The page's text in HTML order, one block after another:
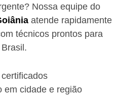
Nossa equipe do
atende rapidamente
técnicos prontos para
em cidade e região